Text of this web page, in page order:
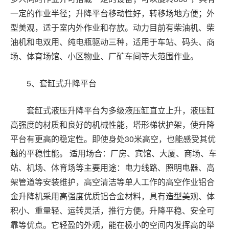
一定的作业半径；升降平台移动性好，转移场地方便；外
型美观，适于室内外作业和存放。动力目前有柴油机、柴
油机和电双用、纯电瓶驱动三种，适用于车站、码头、商
场、体育场馆、小区物业、厂矿车间等大范围作业。
5、套缸式升降平台
套缸式液压升降平台为多级液压缸直立上升，液压缸
高强度的材质和良好的机械性能，塔形梯状护架，使升降
平台有更高的稳定性。即使身处30米高空，也能感受其优
越的平稳性能。 适用场合：厂房、宾馆、大厦、商场、车
站、机场、体育场等主要用途：电力线路、照明电器、高
架管道等安装维护，高空清洁等单人工作的高空作业铝合
金升降机采用高强度优质铝合金材料，具有造型美观、体
积小、重量轻、运转灵活，推行方便。升降平稳、安全可
靠等优点。它轻盈的外观，能在极小的空间内发挥高的举